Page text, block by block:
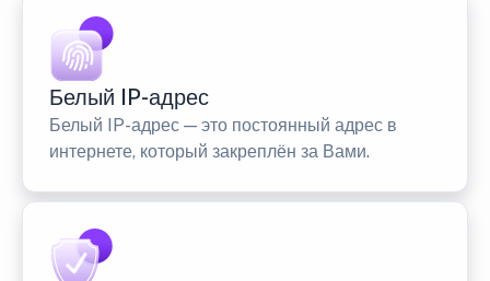
Белый IP-адрес
Белый IP-адрес — это постоянный адрес в
интернете, который закреплён за Вами.